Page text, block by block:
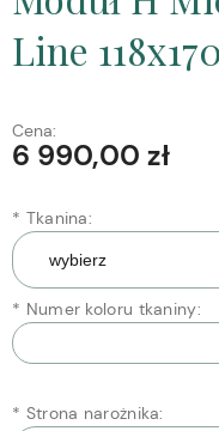
Line
Cena:
6 990,00 zł
* Tkanina:
* Numer koloru tkaniny:
* Strona narożnika: